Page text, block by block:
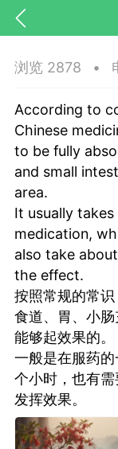
，华夏中医人：
节气气象
特急预警】关
节返乡期间“闪
急提示
浏览 2878 •
According to
Chinese
to be fully
and small
area.
It usually
medication,
also take
the effect.
按照常规的常
食道、胃、小
能够起效果的。
一般是在服药
个小时，也有
发挥效果。